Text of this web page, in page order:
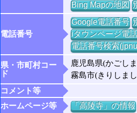
Bing Mapの地図
電話番号
Google電話番号
iタウンページ電
電話番号検索
県・市町村コー
ド
鹿児島県(かごし
霧島市(きりしま
コメント等
ホームページ等
「高陵寺」の情報